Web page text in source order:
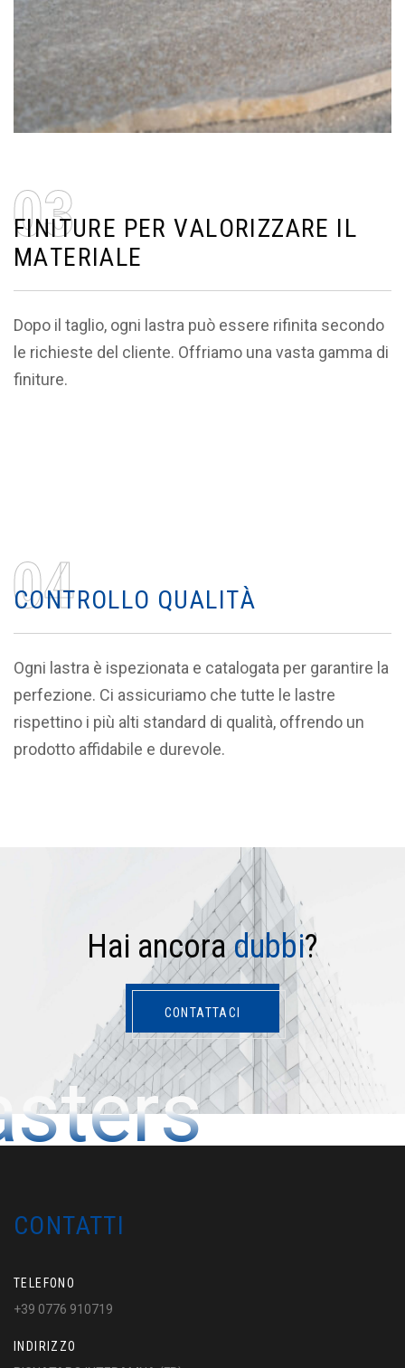
03
FINITURE PER VALORIZZARE IL
MATERIALE
Dopo il taglio, ogni lastra può essere rifinita secondo
le richieste del cliente. Offriamo una vasta gamma di
finiture.
04
CONTROLLO QUALITÀ
Ogni lastra è ispezionata e catalogata per garantire la
perfezione. Ci assicuriamo che tutte le lastre
rispettino i più alti standard di qualità, offrendo un
prodotto affidabile e durevole.
Hai ancoradubbi?
CONTATTACI
CONTATTI
TELEFONO
+39 0776 910719
INDIRIZZO